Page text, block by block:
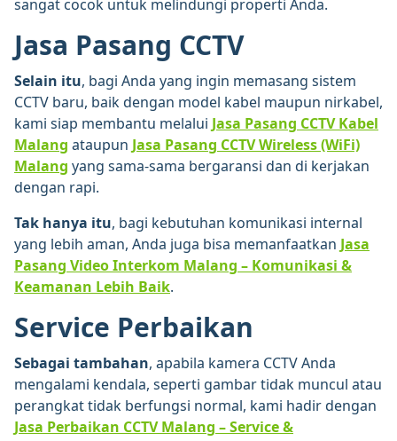
sangat cocok untuk melindungi properti Anda.
Jasa Pasang CCTV
Selain itu, bagi Anda yang ingin memasang sistem
CCTV baru, baik dengan model kabel maupun nirkabel,
kami siap membantu melalui Jasa Pasang CCTV Kabel
Malang ataupun Jasa Pasang CCTV Wireless (WiFi)
Malang yang sama-sama bergaransi dan di kerjakan
dengan rapi.
Tak hanya itu, bagi kebutuhan komunikasi internal
yang lebih aman, Anda juga bisa memanfaatkan Jasa
Pasang Video Interkom Malang – Komunikasi &
Keamanan Lebih Baik.
Service Perbaikan
Sebagai tambahan, apabila kamera CCTV Anda
mengalami kendala, seperti gambar tidak muncul atau
perangkat tidak berfungsi normal, kami hadir dengan
Jasa Perbaikan CCTV Malang – Service &